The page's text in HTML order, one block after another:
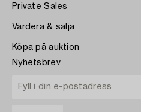
Private Sales
Värdera & sälja
Köpa på auktion
Nyhetsbrev